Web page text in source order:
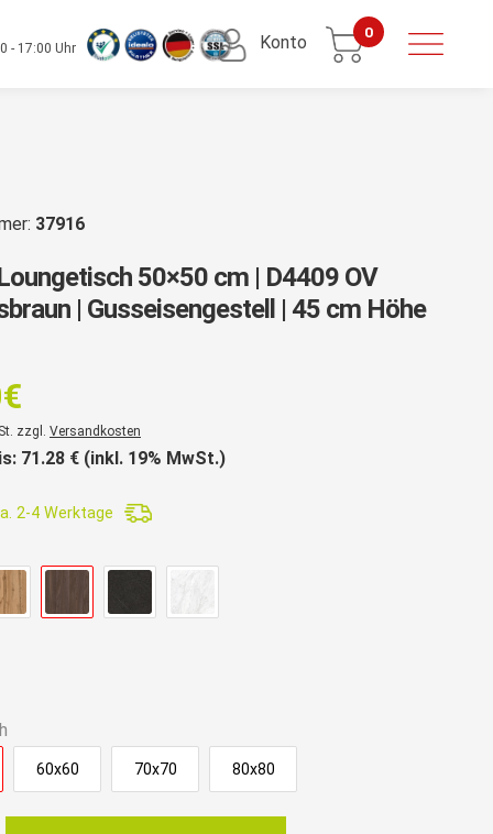
- 17:00 Uhr Konto 0
37916
50×50 cm | D4409 OV
| Gusseisengestell | 45 cm Höhe
€
zzgl. Versandkosten
71.28 € (inkl. 19% MwSt.)
2-4 Werktage
60x60 70x70 80x80